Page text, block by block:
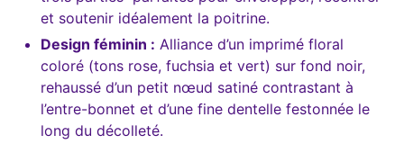
et soutenir idéalement la poitrine.
Design féminin : Alliance d’un imprimé floral
coloré (tons rose, fuchsia et vert) sur fond noir,
rehaussé d’un petit nœud satiné contrastant à
l’entre-bonnet et d’une fine dentelle festonnée le
long du décolleté.